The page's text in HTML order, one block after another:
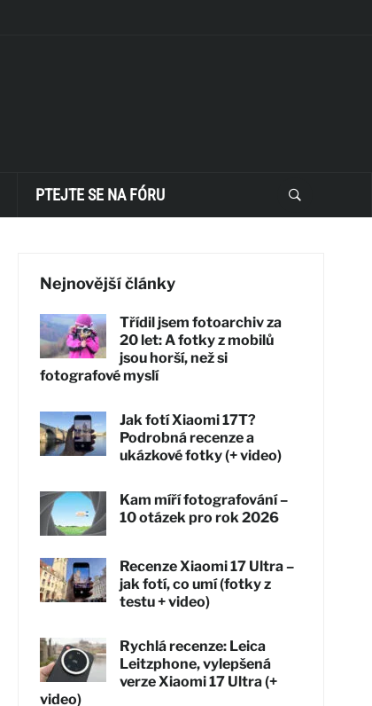
PTEJTE SE NA FÓRU
Nejnovější články
Třídil jsem fotoarchiv za
20 let: A fotky z mobilů
jsou horší, než si
fotografové myslí
Jak fotí Xiaomi 17T?
Podrobná recenze a
ukázkové fotky (+ video)
Kam míří fotografování –
10 otázek pro rok 2026
Recenze Xiaomi 17 Ultra –
jak fotí, co umí (fotky z
testu + video)
Rychlá recenze: Leica
Leitzphone, vylepšená
verze Xiaomi 17 Ultra (+
video)